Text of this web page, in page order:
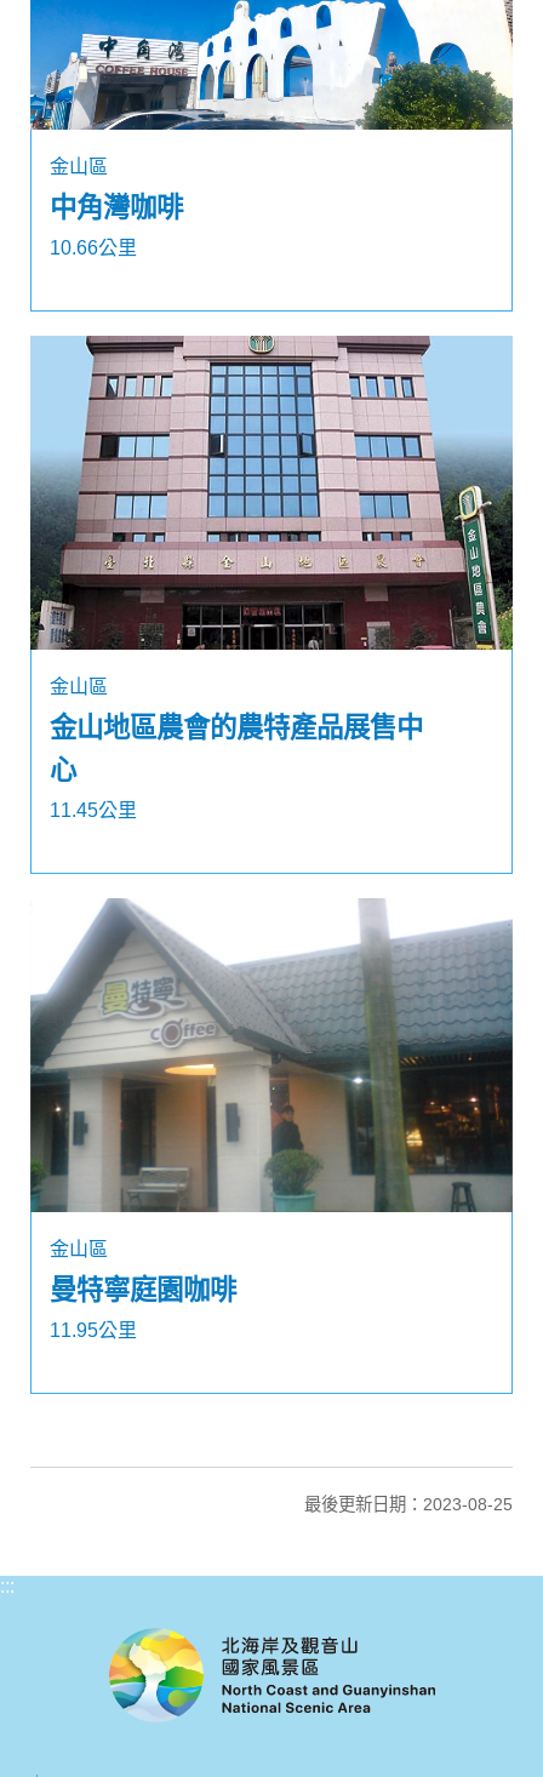
金山區
中角灣咖啡
10.66公里
金山區
金山地區農會的農特產品展售中
心
11.45公里
金山區
曼特寧庭園咖啡
11.95公里
最後更新日期：2023-08-25
:::